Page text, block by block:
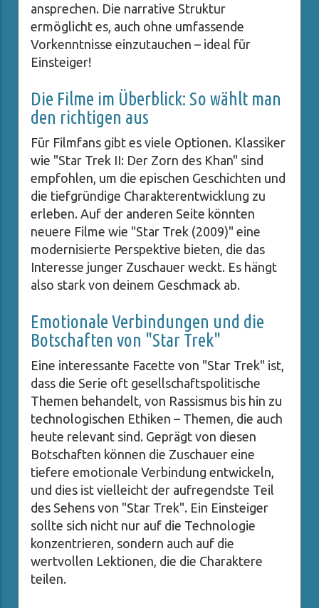
ansprechen. Die narrative Struktur
ermöglicht es, auch ohne umfassende
Vorkenntnisse einzutauchen – ideal für
Einsteiger!
Die Filme im Überblick: So wählt man
den richtigen aus
Für Filmfans gibt es viele Optionen. Klassiker
wie "Star Trek II: Der Zorn des Khan" sind
empfohlen, um die epischen Geschichten und
die tiefgründige Charakterentwicklung zu
erleben. Auf der anderen Seite könnten
neuere Filme wie "Star Trek (2009)" eine
modernisierte Perspektive bieten, die das
Interesse junger Zuschauer weckt. Es hängt
also stark von deinem Geschmack ab.
Emotionale Verbindungen und die
Botschaften von "Star Trek"
Eine interessante Facette von "Star Trek" ist,
dass die Serie oft gesellschaftspolitische
Themen behandelt, von Rassismus bis hin zu
technologischen Ethiken – Themen, die auch
heute relevant sind. Geprägt von diesen
Botschaften können die Zuschauer eine
tiefere emotionale Verbindung entwickeln,
und dies ist vielleicht der aufregendste Teil
des Sehens von "Star Trek". Ein Einsteiger
sollte sich nicht nur auf die Technologie
konzentrieren, sondern auch auf die
wertvollen Lektionen, die die Charaktere
teilen.